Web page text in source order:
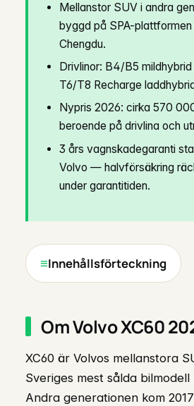
Mellanstor SUV i andra
byggd på SPA-
Chengdu.
Drivlinor: B4/B5
T6/T8 Recharge
Nypris 2026: cirka 570
beroende på drivlina och
3 års vagnskadegaranti
Volvo — halvförsäkring
under garantitiden.
Innehållsförteckning
Om Volvo XC60
XC60 är Volvos mellanstora
Sveriges mest sålda
Andra generationen kom